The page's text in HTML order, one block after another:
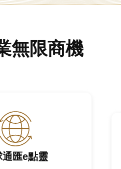
無限商機
通匯e點靈